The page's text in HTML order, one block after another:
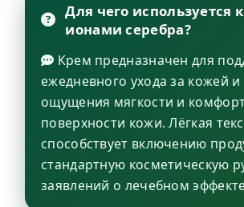
Для чего используется
ионами серебра?
Крем предназначен для
ежедневного ухода за кожей и
ощущения мягкости и
поверхности кожи. Лёгкая
способствует включению
стандартную косметическую
заявлений о лечебном